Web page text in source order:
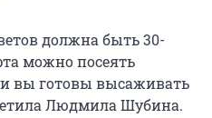
должна быть 30-
можно посеять
вы готовы высаживать
Людмила Шубина.